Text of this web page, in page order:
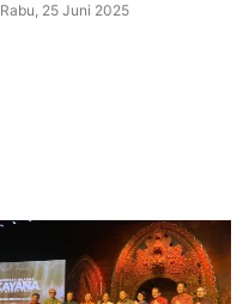
Rabu, 25 Juni 2025